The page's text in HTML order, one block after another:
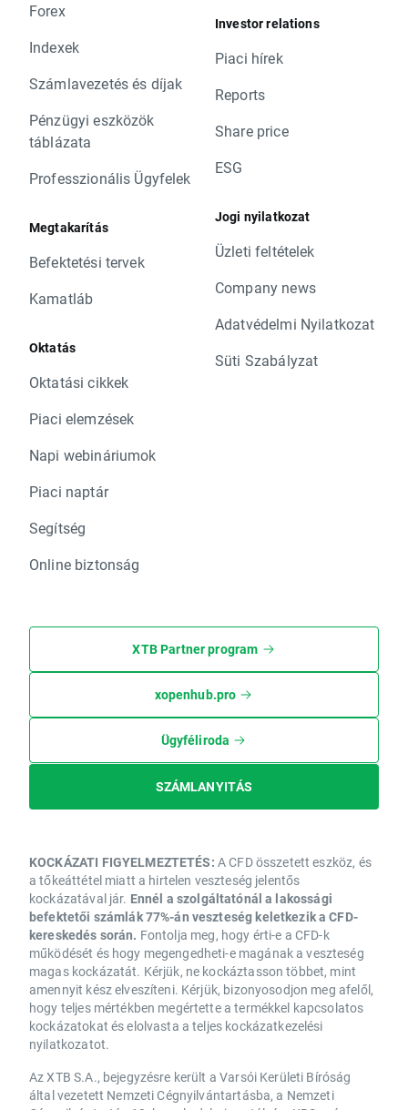
Forex
Indexek
Számlavezetés és díjak
Pénzügyi eszközök
táblázata
Professzionális Ügyfelek
Megtakarítás
Befektetési tervek
Kamatláb
Oktatás
Oktatási cikkek
Piaci elemzések
Napi webináriumok
Piaci naptár
Segítség
Online biztonság
Investor relations
Piaci hírek
Reports
Share price
ESG
Jogi nyilatkozat
Üzleti feltételek
Company news
Adatvédelmi Nyilatkozat
Süti Szabályzat
XTB Partner program
xopenhub.pro
Ügyféliroda
SZÁMLANYITÁS
KOCKÁZATI FIGYELMEZTETÉS: A CFD összetett eszköz, és
a tőkeáttétel miatt a hirtelen veszteség jelentős
kockázatával jár. Ennél a szolgáltatónál a lakossági
befektetői számlák 77%-án veszteség keletkezik a CFD-
kereskedés során. Fontolja meg, hogy érti-e a CFD-k
működését és hogy megengedheti-e magának a veszteség
magas kockázatát. Kérjük, ne kockáztasson többet, mint
amennyit kész elveszíteni. Kérjük, bizonyosodjon meg afelől,
hogy teljes mértékben megértette a termékkel kapcsolatos
kockázatokat és elolvasta a teljes kockázatkezelési
nyilatkozatot.
Az XTB S.A., bejegyzésre került a Varsói Kerületi Bíróság
által vezetett Nemzeti Cégnyilvántartásba, a Nemzeti